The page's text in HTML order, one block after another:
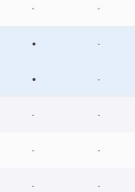
- -
● -
● -
- -
- -
- -